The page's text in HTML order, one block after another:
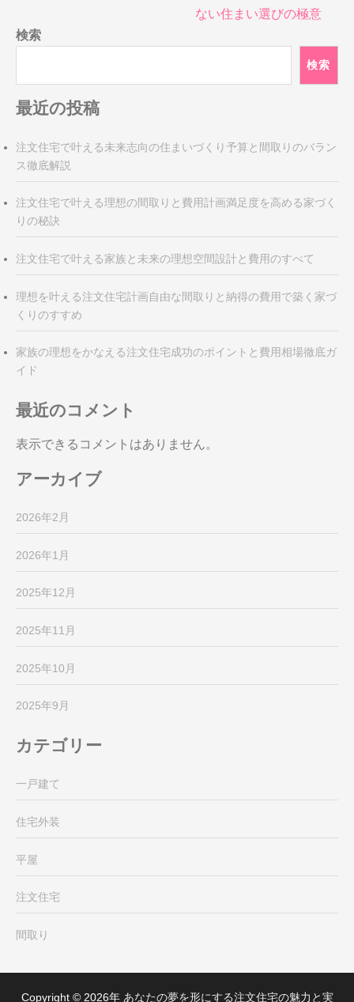
ゲ
ー
ョ
ン
ない住まい選びの極意
検索
検索
最近の投稿
注文住宅で叶える未来志向の住まいづくり予算と間取りのバラン
ス徹底解説
注文住宅で叶える理想の間取りと費用計画満足度を高める家づく
りの秘訣
注文住宅で叶える家族と未来の理想空間設計と費用のすべて
理想を叶える注文住宅計画自由な間取りと納得の費用で築く家づ
くりのすすめ
家族の理想をかなえる注文住宅成功のポイントと費用相場徹底ガ
イド
最近のコメント
表示できるコメントはありません。
アーカイブ
2026年2月
2026年1月
2025年12月
2025年11月
2025年10月
2025年9月
カテゴリー
一戸建て
住宅外装
平屋
注文住宅
間取り
Copyright © 2026年 あなたの夢を形にする注文住宅の魅力と実